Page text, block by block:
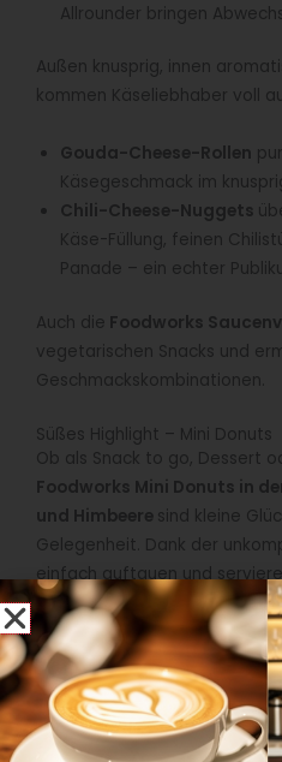
Allrounder bringen
Außen knusprig, innen
kommen Käseliebhaber voll
Gouda-Cheese-Rollen
Käsegeschmack im
Chili-Cheese-Nuggets
Käse-Füllung, feinen
Panade – ein echter
Auch die Foodworks
vegetarischen Snacks und
Geschmackskombinationen.
Süßes Highlight – Mini Donuts
Ob als Snack to go, Dessert
Foodworks Mini Donuts in
und Himbeere sind kleine
Gelegenheit. Dank der
einfach auftauen und
servicefreundlich und sparen
Küchenalltag.
Mit dem vegetarischen und
Foodworks gelingt es, das
an die steigende Nachfrage